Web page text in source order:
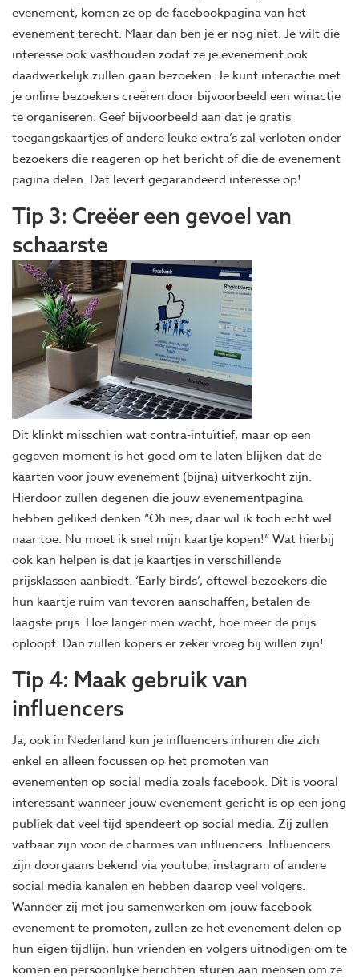
evenement, komen ze op de facebookpagina van het
evenement terecht. Maar dan ben je er nog niet. Je wilt die
interesse ook vasthouden zodat ze je evenement ook
daadwerkelijk zullen gaan bezoeken. Je kunt interactie met
je online bezoekers creëren door bijvoorbeeld een winactie
te organiseren. Geef bijvoorbeeld aan dat je gratis
toegangskaartjes of andere leuke extra’s zal verloten onder
bezoekers die reageren op het bericht of die de evenement
pagina delen. Dat levert gegarandeerd interesse op!
Tip 3: Creëer een gevoel van
schaarste
Dit klinkt misschien wat contra-intuïtief, maar op een
gegeven moment is het goed om te laten blijken dat de
kaarten voor jouw evenement (bijna) uitverkocht zijn.
Hierdoor zullen degenen die jouw evenementpagina
hebben geliked denken “Oh nee, daar wil ik toch echt wel
naar toe. Nu moet ik snel mijn kaartje kopen!” Wat hierbij
ook kan helpen is dat je kaartjes in verschillende
prijsklassen aanbiedt. ‘Early birds’, oftewel bezoekers die
hun kaartje ruim van tevoren aanschaffen, betalen de
laagste prijs. Hoe langer men wacht, hoe meer de prijs
oploopt. Dan zullen kopers er zeker vroeg bij willen zijn!
Tip 4: Maak gebruik van
influencers
Ja, ook in Nederland kun je influencers inhuren die zich
enkel en alleen focussen op het promoten van
evenementen op social media zoals facebook. Dit is vooral
interessant wanneer jouw evenement gericht is op een jong
publiek dat veel tijd spendeert op social media. Zij zullen
vatbaar zijn voor de charmes van influencers. Influencers
zijn doorgaans bekend via youtube, instagram of andere
social media kanalen en hebben daarop veel volgers.
Wanneer zij met jou samenwerken om jouw facebook
evenement te promoten, zullen ze het evenement delen op
hun eigen tijdlijn, hun vrienden en volgers uitnodigen om te
komen en persoonlijke berichten sturen aan mensen om ze